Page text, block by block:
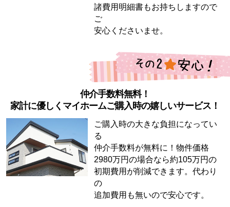
諸費用明細書もお持ちしますので
ご
安心くださいませ。
仲介手数料無料！
家計に優しくマイホームご購入時の嬉しいサービス！
ご購入時の大きな負担になってい
る
仲介手数料が無料に！物件価格
2980万円の場合なら約105万円の
初期費用が削減できます。代わり
の
追加費用も無いので安心です。